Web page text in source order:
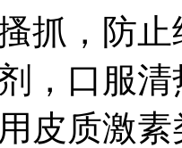
抓，防
，口服
皮质激素